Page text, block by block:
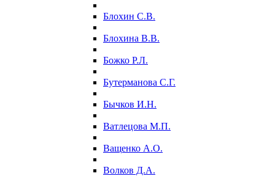
Блохин С.В.
Блохина В.В.
Божко Р.Л.
Бутерманова С.Г.
Бычков И.Н.
Ватлецова М.П.
Ващенко А.О.
Волков Д.А.